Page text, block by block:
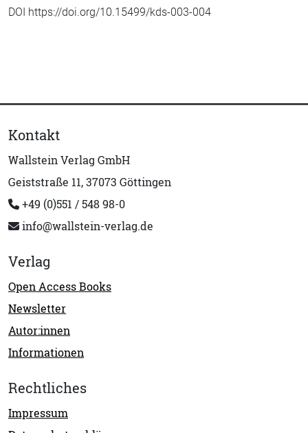
DOI https://doi.org/10.15499/kds-003-004
Kontakt
Wallstein Verlag GmbH
Geiststraße 11, 37073 Göttingen
+49 (0)551 / 548 98-0
info@wallstein-verlag.de
Verlag
Open Access Books
Newsletter
Autor:innen
Informationen
Rechtliches
Impressum